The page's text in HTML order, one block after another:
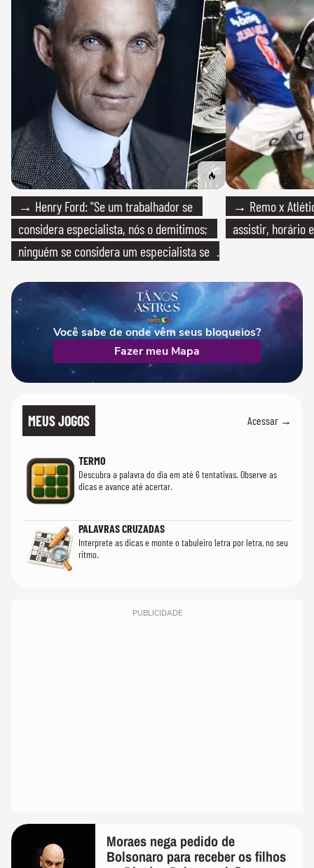
→ Henry Ford: "Se um trabalhador se
considera especialista, nós o demitimos;
ninguém se considera um especialista se
→ Remo x
assistir, horário
Você sabe de onde vêm seus bloqueios?
Fazer meu Mapa
MEUS JOGOS Acessar →
TERMO
Descubra a palavra do dia em até 6 tentativas. Observe as
dicas e avance até acertar.
PALAVRAS CRUZADAS
Interprete as dicas e monte o tabuleiro letra por letra, no seu
ritmo.
PUBLICIDADE
Moraes nega pedido de
Bolsonaro para receber os filhos